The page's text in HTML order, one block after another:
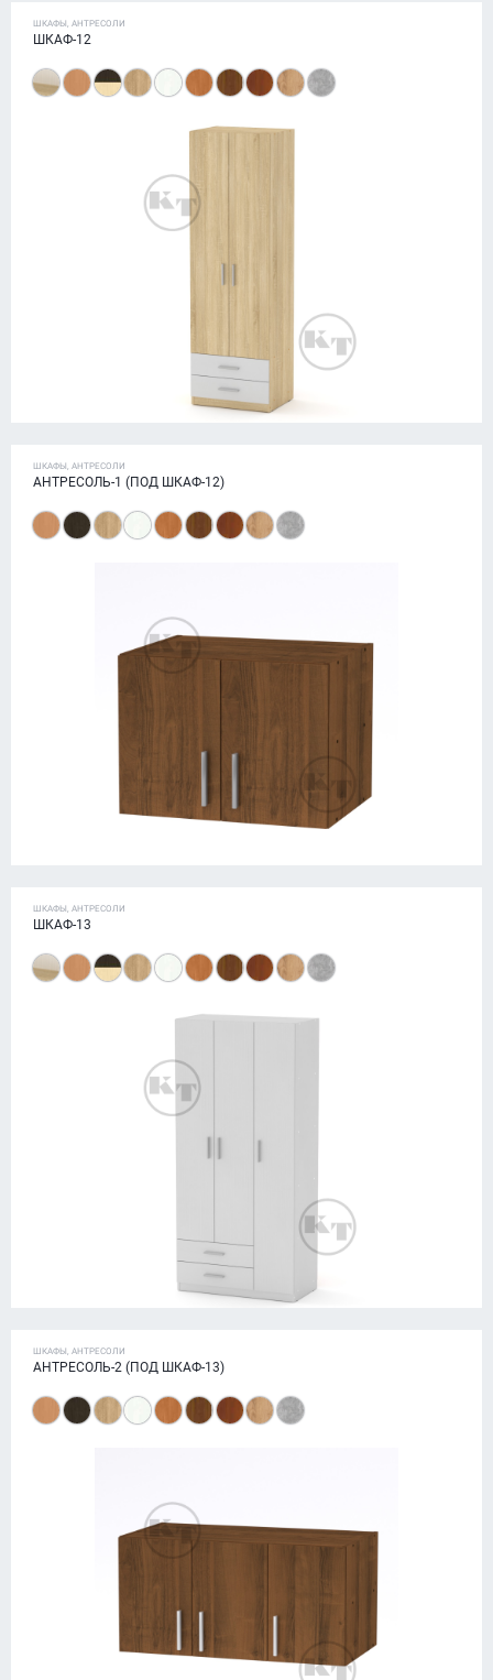
ШКАФЫ, АНТРЕСОЛИ
ШКАФ-12
ШКАФЫ, АНТРЕСОЛИ
АНТРЕСОЛЬ-1 (ПОД ШКАФ-12)
ШКАФЫ, АНТРЕСОЛИ
ШКАФ-13
ШКАФЫ, АНТРЕСОЛИ
АНТРЕСОЛЬ-2 (ПОД ШКАФ-13)